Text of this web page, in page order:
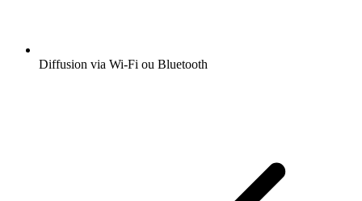
Diffusion via Wi-Fi ou Bluetooth